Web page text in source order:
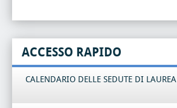
ACCESSO RAPIDO
CALENDARIO DELLE SEDUTE DI LAUREA